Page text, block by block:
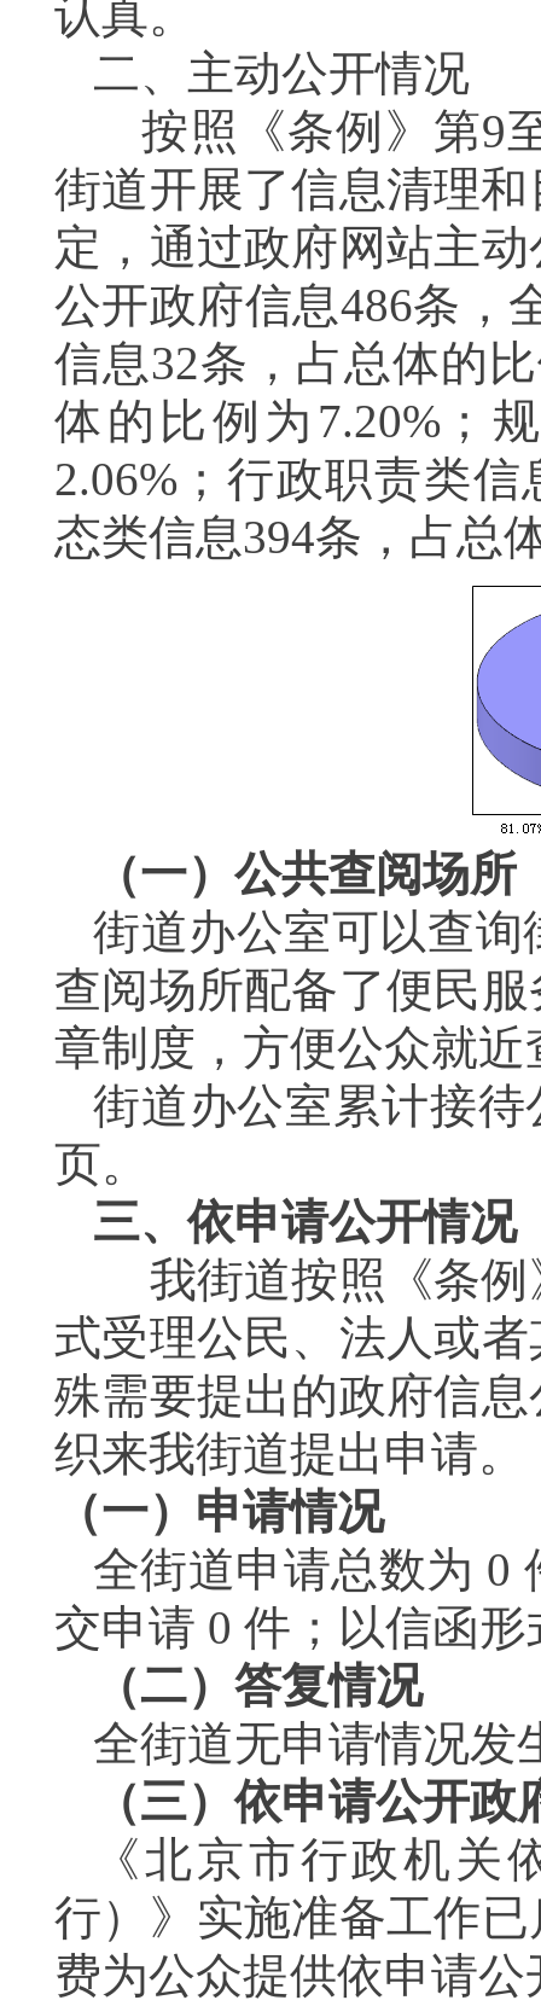
认真。
二、主动公开情况
按照《条例》第9
街道开展了信息清理
定，通过政府网站主
公开政府信息486条，
信息32条，占总体的
体的比例为 7.20%；
2.06% ；行政职责类信
态类信息394条，占总
（一）公共查阅场所
街道办公室可以查
查阅场所配备了便民
章制度，方便公众就
街道办公室累计接
页。
三、依申请公开情况
我街道按照《条例
式受理公民、法人或
殊需要提出的政府信
织来我街道提出申请。
（一）申请情况
全街道申请总数为 0
交申请 0 件；以信函形
（二）答复情况
全街道无申请情况发
（三）依申请公开
《北京市行政机
行）》实施准备工作
费为公众提供依申请